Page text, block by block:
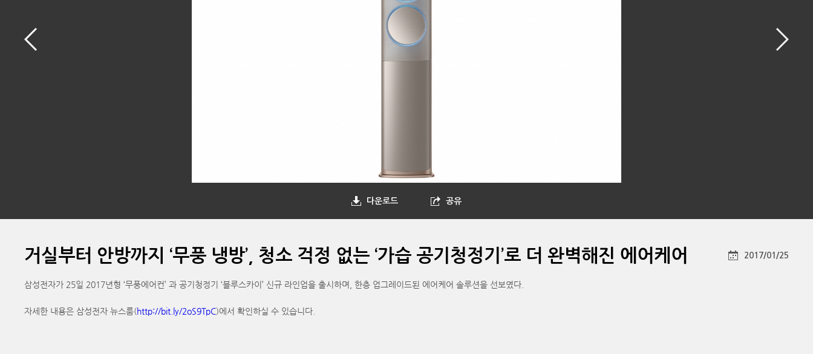
다운로드 공유
거실부터 안방까지 ‘무풍 냉방’, 청소 걱정 없는 ‘가습 공기청정기’로 더 완벽해진 에어케어 2017/01/25
삼성전자가 25일 2017년형 ‘무풍에어컨’ 과 공기청정기 ‘블루스카이’ 신규 라인업을 출시하며, 한층 업그레이드된 에어케어 솔루션을 선보였다.
자세한 내용은 삼성전자 뉴스룸(http://bit.ly/2oS9TpC)에서 확인하실 수 있습니다.